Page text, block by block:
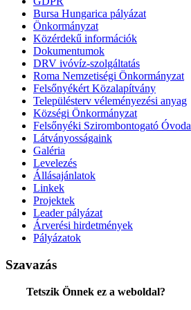
Bursa Hungarica pályázat
Önkormányzat
Közérdekű információk
Dokumentumok
DRV ivóvíz-szolgáltatás
Roma Nemzetiségi Önkormányzat
Felsőnyékért Közalapítvány
Településterv véleményezési anyag
Községi Önkormányzat
Felsőnyéki Szirombontogató Óvoda
Látványosságaink
Galéria
Levelezés
Állásajánlatok
Linkek
Projektek
Leader pályázat
Árverési hirdetmények
Pályázatok
Szavazás
Tetszik Önnek ez a weboldal?